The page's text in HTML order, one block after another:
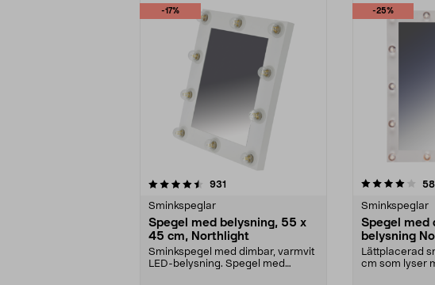
-17%
931
Sminkspeglar
Spegel med belysning, 55 x
45 cm, Northlight
Sminkspegel med dimbar, varmvit
LED-belysning. Spegel med
-25%
4.0av 5 stjärnor
Sminkspeglar
Spegel med
belysning
Lättplacerad
cm som lyser